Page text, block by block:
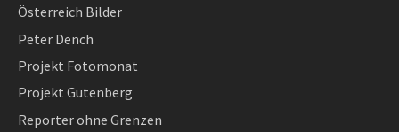
Österreich Bilder
Peter Dench
Projekt Fotomonat
Projekt Gutenberg
Reporter ohne Grenzen